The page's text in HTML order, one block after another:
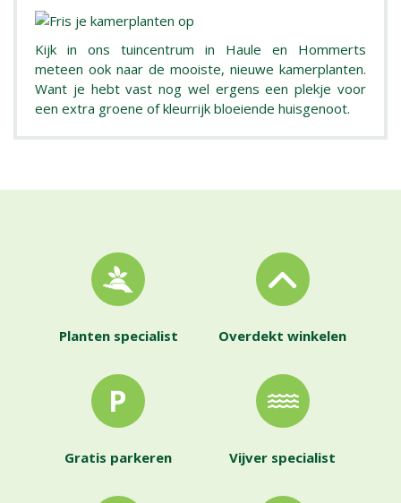
Kijk in ons tuincentrum in Haule en Hommerts
meteen ook naar de mooiste, nieuwe kamerplanten.
Want je hebt vast nog wel ergens een plekje voor
een extra groene of kleurrijk bloeiende huisgenoot.
Planten specialist Overdekt winkelen
Gratis parkeren Vijver specialist